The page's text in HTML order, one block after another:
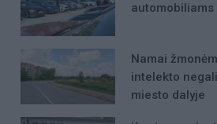
automobiliams
Namai
intelekto
miesto dalyje